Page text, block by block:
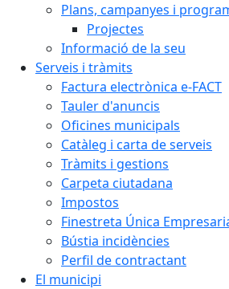
Plans, campanyes i
Projectes
Informació de la seu
Serveis i tràmits
Factura electrònica e-FACT
Tauler d'anuncis
Oficines municipals
Catàleg i carta de serveis
Tràmits i gestions
Carpeta ciutadana
Impostos
Finestreta Única
Bústia incidències
Perfil de contractant
El municipi